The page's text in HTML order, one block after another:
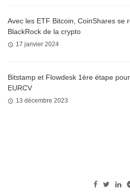
Avec les ETF Bitcoin, CoinShares se
BlackRock de la crypto
17 janvier 2024
Bitstamp et Flowdesk 1ère étape
EURCV
13 décembre 2023